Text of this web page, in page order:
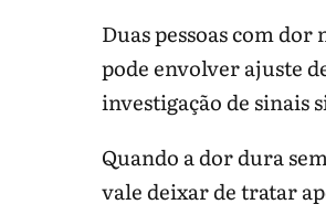
controle
Nota de segurança:
rapidamente precisam
Para continuar no tema:
Duas pessoas com
pode envolver ajuste
investigação de sinais
Quando a dor dura
vale deixar de tratar